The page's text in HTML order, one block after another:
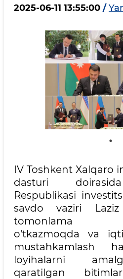
2025-06-11 13:55:00 /
IV Toshkent Xalqaro
dasturi
Respublikasi
savdo vaziri
tomonlama
o‘tkazmoqda va
mustahkamlash
loyihalarni
qaratilgan